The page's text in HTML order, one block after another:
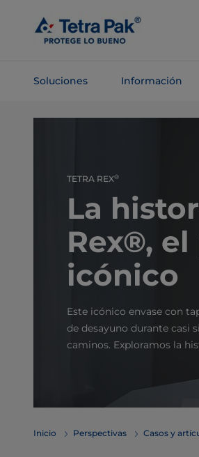
contenido
principal
Soluciones Información
TETRA REX®
La
Rex®,
icónico
Este icónico envase con
de desayuno durante casi
caminos. Exploramos la
Inicio Perspectivas Casos y